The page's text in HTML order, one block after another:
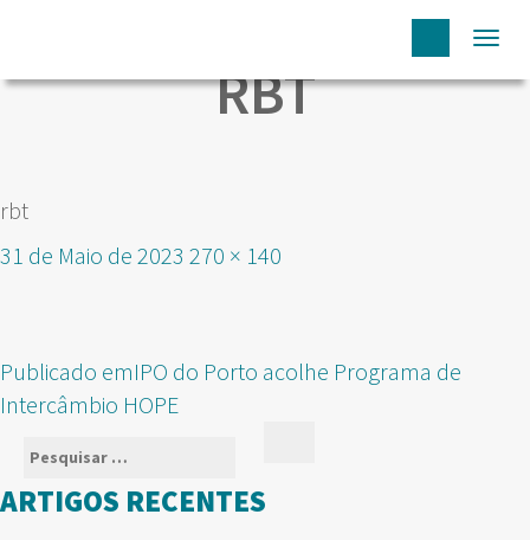
RBT
rbt
Publicado
31 de Maio de 2023 Tamanho
270 × 140
NAVEGAÇÃO
DE
ARTIGOS
Publicado emIPO do Porto acolhe Programa de
Intercâmbio HOPE
Pesquisar
por:
ARTIGOS RECENTES